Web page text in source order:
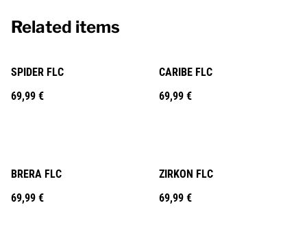
Related items
SPIDER FLC
69,99 €
CARIBE FLC
69,99 €
BRERA FLC
69,99 €
ZIRKON FLC
69,99 €